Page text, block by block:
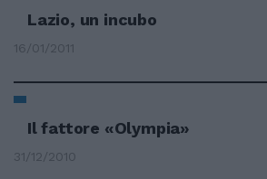
Lazio, un incubo
16/01/2011
Il fattore «Olympia»
31/12/2010